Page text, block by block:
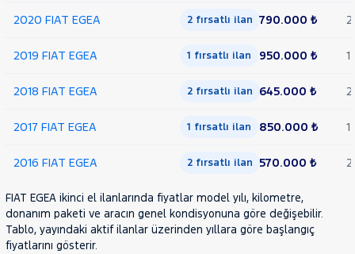
2020 FIAT EGEA 2 fırsatlı ilan 790.000 ₺ 2
2019 FIAT EGEA 1 fırsatlı ilan 950.000 ₺ 1
2018 FIAT EGEA 2 fırsatlı ilan 645.000 ₺ 2
2017 FIAT EGEA 1 fırsatlı ilan 850.000 ₺ 1
2016 FIAT EGEA 2 fırsatlı ilan 570.000 ₺ 2
FIAT EGEA ikinci el ilanlarında fiyatlar model yılı, kilometre,
donanım paketi ve aracın genel kondisyonuna göre değişebilir.
Tablo, yayındaki aktif ilanlar üzerinden yıllara göre başlangıç
fiyatlarını gösterir.